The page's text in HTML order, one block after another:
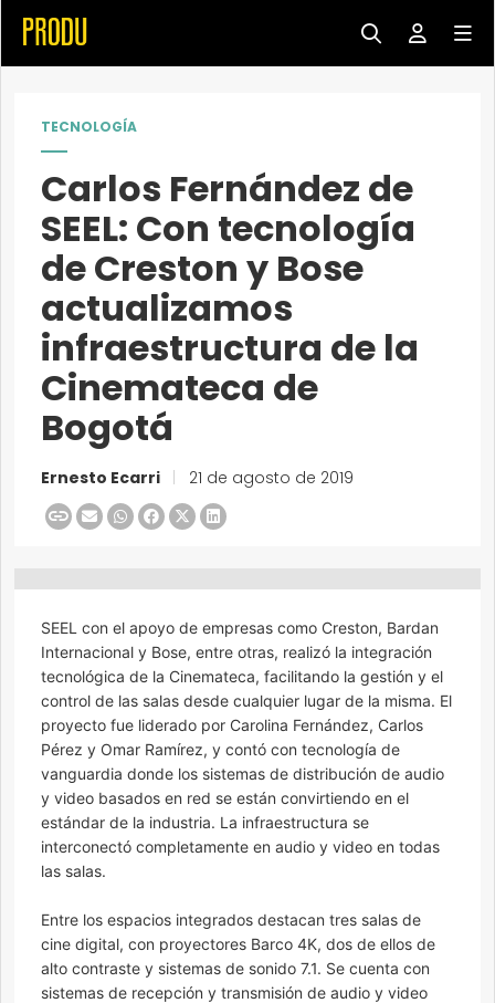
TECNOLOGÍA
Carlos Fernández de
SEEL: Con tecnología
de Creston y Bose
actualizamos
infraestructura de la
Cinemateca de
Bogotá
Ernesto Ecarri 21 de agosto de 2019
SEEL con el apoyo de empresas como Creston, Bardan
Internacional y Bose, entre otras, realizó la integración
tecnológica de la Cinemateca, facilitando la gestión y el
control de las salas desde cualquier lugar de la misma. El
proyecto fue liderado por Carolina Fernández, Carlos
Pérez y Omar Ramírez, y contó con tecnología de
vanguardia donde los sistemas de distribución de audio
y video basados en red se están convirtiendo en el
estándar de la industria. La infraestructura se
interconectó completamente en audio y video en todas
las salas.
Entre los espacios integrados destacan tres salas de
cine digital, con proyectores Barco 4K, dos de ellos de
alto contraste y sistemas de sonido 7.1. Se cuenta con
sistemas de recepción y transmisión de audio y video